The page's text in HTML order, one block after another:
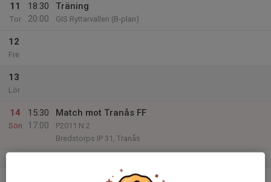
11
Tor
18:30
20:00
Träning
GIS Ryttarvallen (B-plan)
12
Fre
13
Lör
14
Sön
15:30
17:00
Match mot Tranås FF
P2011 N 2
Bredstorps IP 31, Tranås